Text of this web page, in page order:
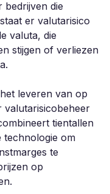
bedrijven die
er valutarisico
valuta, die
stijgen of verliezen
leveren van op
valutarisicobeheer
tientallen
technologie om
te
op